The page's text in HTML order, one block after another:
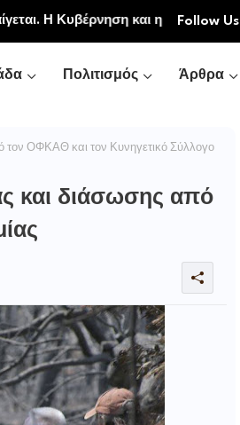
του Follow Us
Πολιτισμός Άρθρα
τον ΟΦΚΑΘ και τον Κυνηγετικό Σύλλογο
και διάσωσης από